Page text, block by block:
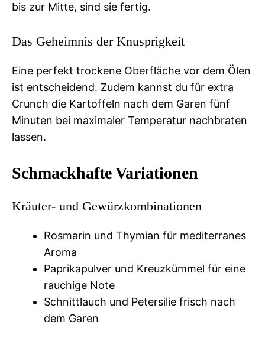
bis zur Mitte, sind sie fertig.
Das Geheimnis der Knusprigkeit
Eine perfekt trockene Oberfläche vor dem Ölen
ist entscheidend. Zudem kannst du für extra
Crunch die Kartoffeln nach dem Garen fünf
Minuten bei maximaler Temperatur nachbraten
lassen.
Schmackhafte Variationen
Kräuter- und Gewürzkombinationen
Rosmarin und Thymian für mediterranes
Aroma
Paprikapulver und Kreuzkümmel für eine
rauchige Note
Schnittlauch und Petersilie frisch nach
dem Garen